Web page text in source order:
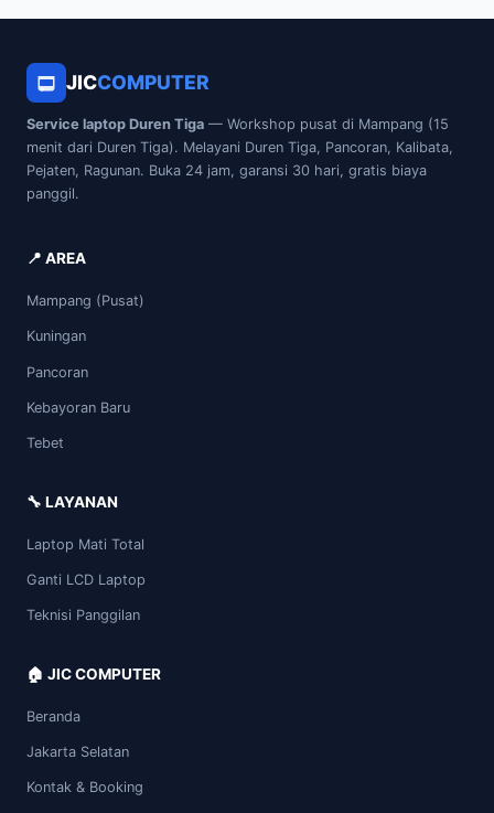
JICCOMPUTER
Service laptop Duren Tiga — Workshop pusat di Mampang (15
menit dari Duren Tiga). Melayani Duren Tiga, Pancoran, Kalibata,
Pejaten, Ragunan. Buka 24 jam, garansi 30 hari, gratis biaya
panggil.
📍 AREA
Mampang (Pusat)
Kuningan
Pancoran
Kebayoran Baru
Tebet
🔧 LAYANAN
Laptop Mati Total
Ganti LCD Laptop
Teknisi Panggilan
🏠 JIC COMPUTER
Beranda
Jakarta Selatan
Kontak & Booking